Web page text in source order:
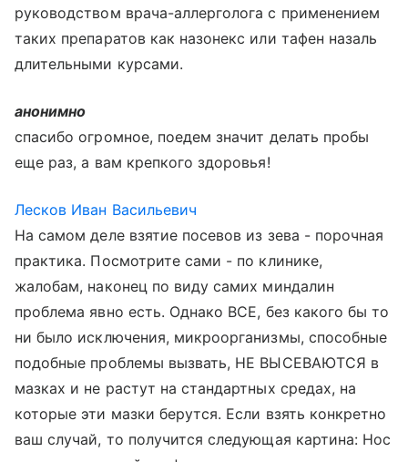
руководством врача-аллерголога с применением
таких препаратов как назонекс или тафен назаль
длительными курсами.
анонимно
спасибо огромное, поедем значит делать пробы
еще раз, а вам крепкого здоровья!
Лесков Иван Васильевич
На самом деле взятие посевов из зева - порочная
практика. Посмотрите сами - по клинике,
жалобам, наконец по виду самих миндалин
проблема явно есть. Однако ВСЕ, без какого бы то
ни было исключения, микроорганизмы, способные
подобные проблемы вызвать, НЕ ВЫСЕВАЮТСЯ в
мазках и не растут на стандартных средах, на
которые эти мазки берутся. Если взять конкретно
ваш случай, то получится следующая картина: Нос